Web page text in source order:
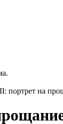
портрет на